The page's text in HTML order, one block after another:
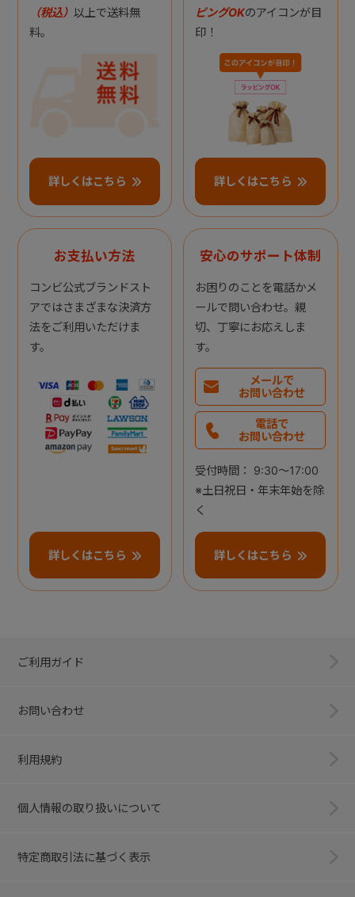
（税込） 以上で送料無
料。
詳しくはこちら
ピングOKのアイコンが目
印！
詳しくはこちら
お支払い方法
コンビ公式ブランドスト
アではさまざまな決済方
法をご利用いただけま
す。
詳しくはこちら
安心のサポート体制
お困りのことを電話かメ
ールで問い合わせ。親
切、丁寧にお応えしま
す。
メールで
お問い合わせ
電話で
お問い合わせ
受付時間： 9:30～17:00
※土日祝日・年末年始を除
く
詳しくはこちら
ご利用ガイド
お問い合わせ
利用規約
個人情報の取り扱いについて
特定商取引法に基づく表示